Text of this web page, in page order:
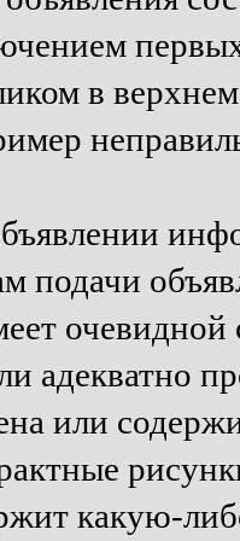
в
подачи
очевидной
адекватно
или
какую-